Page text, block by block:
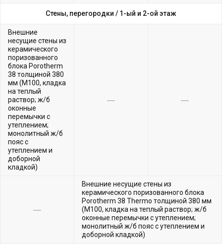
Стены, перегородки / 1-ый и 2-ой этаж
Внешние
несущие стены из
керамического
поризованного
блока Porotherm
38 толщиной 380
мм (М100, кладка
на теплый
раствор; ж/б
оконные
перемычки с
утеплением;
монолитный ж/б
пояс с
утеплением и
доборной
кладкой)
Внешние несущие стены из
керамического поризованного блока
Porotherm 38 Thermo толщиной 380 мм
(М100, кладка на теплый раствор; ж/б
оконные перемычки с утеплением;
монолитный ж/б пояс с утеплением и
доборной кладкой)